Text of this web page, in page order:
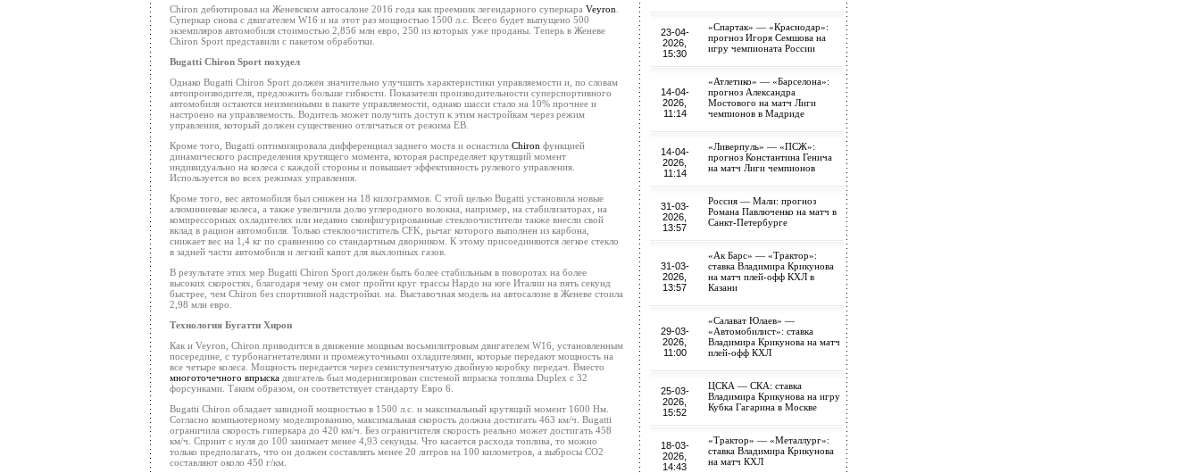
Chiron дебютировал на Женевском автосалоне 2016 года как преемник легендарного суперкара Veyron
Суперкар снова с двигателем W16 и на этот раз мощностью 1500 л.с. Всего будет выпущено 500
экземпляров автомобиля стоимостью 2,856 млн евро, 250 из которых уже проданы. Теперь в Женеве
Chiron Sport представили с пакетом обработки.
Bugatti Chiron Sport похудел
Однако Bugatti Chiron Sport должен значительно улучшить характеристики управляемости и, по словам
автопроизводителя, предложить больше гибкости. Показатели производительности суперспортивного
автомобиля остаются неизменными в пакете управляемости, однако шасси стало на 10% прочнее и
настроено на управляемость. Водитель может получить доступ к этим настройкам через режим
управления, который должен существенно отличаться от режима EB.
Кроме того, Bugatti оптимизировала дифференциал заднего моста и оснастила Chiron функцией
динамического распределения крутящего момента, которая распределяет крутящий момент
индивидуально на колеса с каждой стороны и повышает эффективность рулевого управления.
Используется во всех режимах управления.
Кроме того, вес автомобиля был снижен на 18 килограммов. С этой целью Bugatti установила новые
алюминиевые колеса, а также увеличила долю углеродного волокна, например, на стабилизаторах, на
компрессорных охладителях или недавно сконфигурированные стеклоочистители также внесли свой
вклад в рацион автомобиля. Только стеклоочиститель CFK, рычаг которого выполнен из карбона,
снижает вес на 1,4 кг по сравнению со стандартным дворником. К этому присоединяются легкое стекло
в задней части автомобиля и легкий капот для выхлопных газов.
В результате этих мер Bugatti Chiron Sport должен быть более стабильным в поворотах на более
высоких скоростях, благодаря чему он смог пройти круг трассы Нардо на юге Италии на пять секунд
быстрее, чем Chiron без спортивной надстройки. на. Выставочная модель на автосалоне в Женеве стоила
2,98 млн евро.
Технология Бугатти Хирон
Как и Veyron, Chiron приводится в движение мощным восьмилитровым двигателем W16, установленным
посередине, с турбонагнетателями и промежуточными охладителями, которые передают мощность на
все четыре колеса. Мощность передается через семиступенчатую двойную коробку передач. Вместо
многоточечного впрыска двигатель был модернизирован системой впрыска топлива Duplex с 32
форсунками. Таким образом, он соответствует стандарту Евро 6.
Bugatti Chiron обладает завидной мощностью в 1500 л.с. и максимальный крутящий момент 1600 Нм.
Согласно компьютерному моделированию, максимальная скорость должна достигать 463 км/ч. Bugatti
ограничила скорость гиперкара до 420 км/ч. Без ограничителя скорость реально может достигать 458
км/ч. Спринт с нуля до 100 занимает менее 4,93 секунды. Что касается расхода топлива, то можно
только предполагать, что он должен составлять менее 20 литров на 100 километров, а выбросы CO2
составляют около 450 г/км.
23-04-
2026,
15:30
«Спартак» — «Краснодар»:
прогноз Игоря Семшова на
игру чемпионата России
14-04-
2026,
11:14
«Атлетико» — «Барселона»:
прогноз Александра
Мостового на матч Лиги
чемпионов в Мадриде
14-04-
2026,
11:14
«Ливерпуль» — «ПСЖ»:
прогноз Константина Генича
на матч Лиги чемпионов
31-03-
2026,
13:57
Россия — Мали: прогноз
Романа Павлюченко на матч в
Санкт-Петербурге
31-03-
2026,
13:57
«Ак Барс» — «Трактор»:
ставка Владимира Крикунова
на матч плей-офф КХЛ в
Казани
29-03-
2026,
11:00
«Салават Юлаев» —
«Автомобилист»: ставка
Владимира Крикунова на матч
плей-офф КХЛ
25-03-
2026,
15:52
ЦСКА — СКА: ставка
Владимира Крикунова на игру
Кубка Гагарина в Москве
18-03-
2026,
14:43
«Трактор» — «Металлург»:
ставка Владимира Крикунова
на матч КХЛ